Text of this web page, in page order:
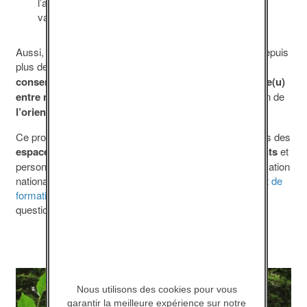
Nous utilisons des cookies pour vous
garantir la meilleure expérience sur notre
valeurs portées par la loi.
Aussi, dans la continuité des outils que nous réalisons depuis
plus de trente ans,
consentement qui est au cœur du programme « Ce Je(u)
entre nous »
, permettant également de traiter la question de
l’orientation sexuelle
Ce programme est destiné à être exploité d’une part dans des
espaces de questionnement collectif entre adolescentset
personnels d’encadrement de diverses institutions (Education
nationale, Justice, etc…), et d’autre part, comme
support de
formation
question et/ou s’investir dans ces espaces collectifs.